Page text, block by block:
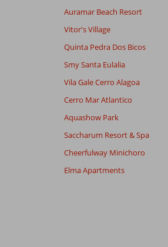
Auramar Beach Resort
Vitor's Village
Quinta Pedra Dos Bicos
Smy Santa Eulalia
Vila Gale Cerro Alagoa
Cerro Mar Atlantico
Aquashow Park
Saccharum Resort & Spa
Cheerfulway Minichoro
Elma Apartments